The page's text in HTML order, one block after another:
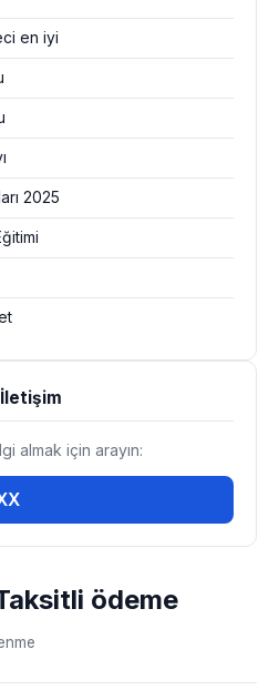
ödeme
en iyi
2025
İletişim
almak için arayın: